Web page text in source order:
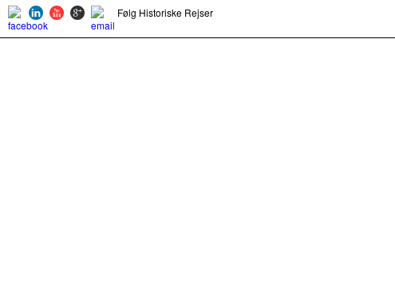
Følg Historiske Rejser